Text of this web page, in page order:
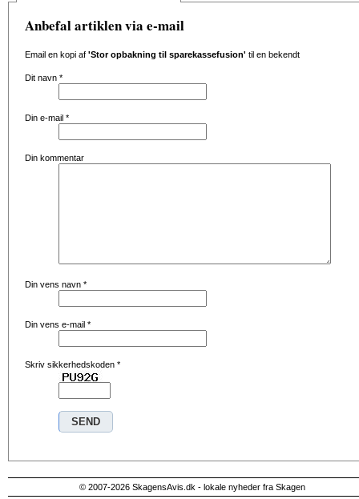
Anbefal artiklen via e-mail
Email en kopi af 'Stor opbakning til sparekassefusion' til en bekendt
Dit navn *
Din e-mail *
Din kommentar
Din vens navn *
Din vens e-mail *
Skriv sikkerhedskoden *
© 2007-2026 SkagensAvis.dk - lokale nyheder fra Skagen